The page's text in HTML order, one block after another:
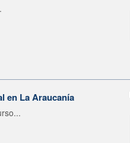
en La Araucanía